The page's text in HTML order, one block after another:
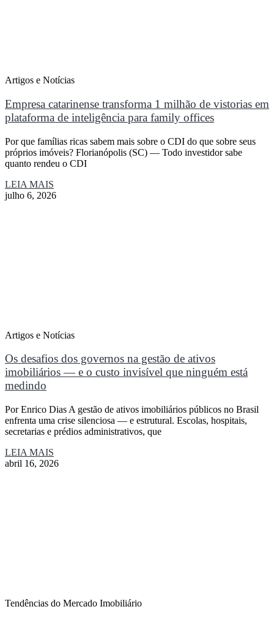
Artigos e Notícias
Empresa catarinense transforma 1 milhão de vistorias em
plataforma de inteligência para family offices
Por que famílias ricas sabem mais sobre o CDI do que sobre seus
próprios imóveis? Florianópolis (SC) — Todo investidor sabe
quanto rendeu o CDI
LEIA MAIS
julho 6, 2026
Artigos e Notícias
Os desafios dos governos na gestão de ativos
imobiliários — e o custo invisível que ninguém está
medindo
Por Enrico Dias A gestão de ativos imobiliários públicos no Brasil
enfrenta uma crise silenciosa — e estrutural. Escolas, hospitais,
secretarias e prédios administrativos, que
LEIA MAIS
abril 16, 2026
Tendências do Mercado Imobiliário